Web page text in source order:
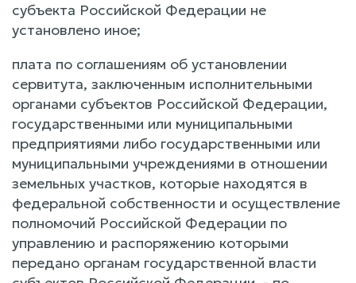
субъекта Российской Федерации не
установлено иное;
плата по соглашениям об установлении
сервитута, заключенным исполнительными
органами субъектов Российской Федерации,
государственными или муниципальными
предприятиями либо государственными или
муниципальными учреждениями в отношении
земельных участков, которые находятся в
федеральной собственности и осуществление
полномочий Российской Федерации по
управлению и распоряжению которыми
передано органам государственной власти